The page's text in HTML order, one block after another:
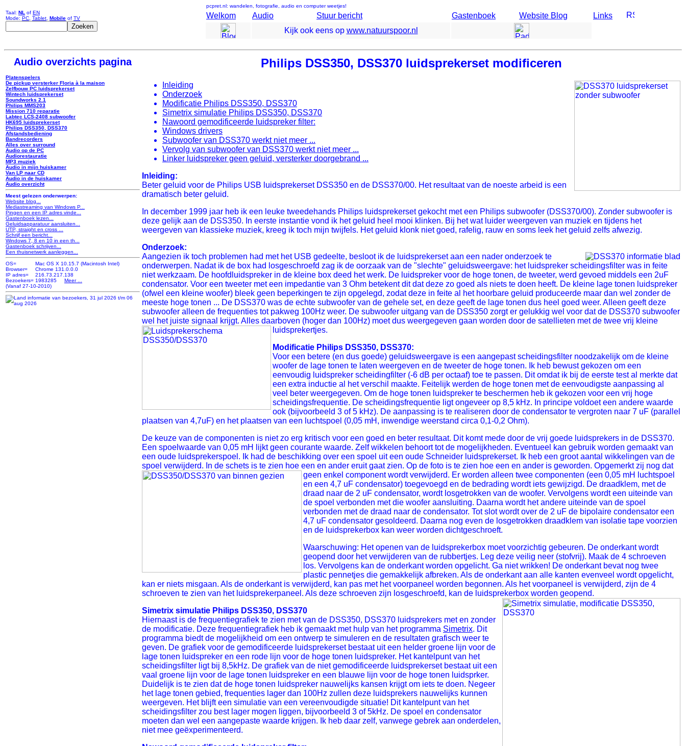
Taal: NL of EN
Mode: PC Tablet Mobile of TV
pcpret.nl: wandelen, fotografie, audio en computer weetjes!
Welkom Audio Stuur bericht Gastenboek Website Blog
Links
Kijk ook eens op www.natuurspoor.nl
Audio overzichts pagina
Platenspelers
De pickup versterker Floria à la maison
Zelfbouw PC luidsprekerset
Wintech luidsprekerset
Soundworks 2.1
Philips MMS203
Mission 710 reparatie
Labtec LCS-2408 subwoofer
HK695 luidsprekerset
Philips DSS350, DSS370
Afstandsbediening
Bandrecorders
Alles over surround
Audio op de PC
Audiorestauratie
MP3 muziek
Audio in mijn huiskamer
Van LP naar CD
Audio in de huiskamer
Audio overzicht
Meest gelezen onderwerpen:
Website blog...
Mediastreaming van Windows P...
Pingen en een IP adres vinde...
Gastenboek lezen...
Geluidsapparatuur aansluiten...
UTP, straight en cross ...
Schrijf een bericht...
Windows 7, 8 en 10 in een th...
Gastenboek schrijven...
Een thuisnetwerk aanleggen...
OS=
Mac OS X 10.15.7 (Macintosh Intel)
Browser=
Chrome 131.0.0.0
IP adres=
216.73.217.138
Bezoekers= 1983285 Meer ...
(Vanaf 27-10-2010)
Philips DSS350, DSS370 luidsprekerset modificeren
Inleiding
Onderzoek
Modificatie Philips DSS350, DSS370
Simetrix simulatie Philips DSS350, DSS370
Nawoord gemodificeerde luidspreker filter:
Windows drivers
Subwoofer van DSS370 werkt niet meer ...
Vervolg van subwoofer van DSS370 werkt niet meer ...
Linker luidspreker geen geluid, versterker doorgebrand ...
Inleiding:
Beter geluid voor de Philips USB luidsprekerset DSS350 en de DSS370/00. Het resultaat van de noeste arbeid is een
dramatisch beter geluid.
In december 1999 jaar heb ik een leuke tweedehands Philips luidsprekerset gekocht met een Philips subwoofer (DSS370/00). Zonder subwoofer is
deze gelijk aan de DSS350. In eerste instantie vond ik het geluid heel mooi klinken. Bij het wat luider weergeven van muziek en tijdens het
weergeven van klassieke muziek, kreeg ik toch mijn twijfels. Het geluid klonk niet goed, rafelig, rauw en soms leek het geluid zelfs afwezig.
Onderzoek:
Aangezien ik toch problemen had met het USB gedeelte, besloot ik de luidsprekerset aan een nader onderzoek te
onderwerpen. Nadat ik de box had losgeschroefd zag ik de oorzaak van de "slechte" geluidsweergave: het luidspreker scheidingsfilter was in feite
niet werkzaam. De hoofdluidspreker in de kleine box deed het werk. De luidspreker voor de hoge tonen, de tweeter, werd gevoed middels een 2uF
condensator. Voor een tweeter met een impedantie van 3 Ohm betekent dit dat deze zo goed als niets te doen heeft. De kleine lage tonen luidspreker
(ofwel een kleine woofer) bleek geen beperkingen te zijn opgelegd, zodat deze in feite al het hoorbare geluid produceerde maar dan wel zonder de
meeste hoge tonen ... De DSS370 was de echte subwoofer van de gehele set, en deze geeft de lage tonen dus heel goed weer. Alleen geeft deze
subwoofer alleen de frequenties tot pakweg 100Hz weer. De subwoofer uitgang van de DSS350 zorgt er gelukkig wel voor dat de DSS370 subwoofer
wel het juiste signaal krijgt. Alles daarboven (hoger dan 100Hz) moet dus weergegeven gaan worden door de satellieten met de twee vrij kleine
luidsprekertjes.
Modificatie Philips DSS350, DSS370:
Voor een betere (en dus goede) geluidsweergave is een aangepast scheidingsfilter noodzakelijk om de kleine
woofer de lage tonen te laten weergeven en de tweeter de hoge tonen. Ik heb bewust gekozen om een
eenvoudig luidspreker scheidingfilter (-6 dB per octaaf) toe te passen. Dit omdat ik bij de eerste test al merkte dat
een extra inductie al het verschil maakte. Feitelijk werden de hoge tonen met de eenvoudigste aanpassing al
veel beter weergegeven. Om de hoge tonen luidspreker te beschermen heb ik gekozen voor een vrij hoge
scheidingsfrequentie. De scheidingsfrequentie ligt ongeveer op 8,5 kHz. In principe voldoet een andere waarde
ook (bijvoorbeeld 3 of 5 kHz). De aanpassing is te realiseren door de condensator te vergroten naar 7 uF (parallel
plaatsen van 4,7uF) en het plaatsen van een luchtspoel (0,05 mH, inwendige weerstand circa 0,1-0,2 Ohm).
De keuze van de componenten is niet zo erg kritisch voor een goed en beter resultaat. Dit komt mede door de vrij goede luidsprekers in de DSS370.
Een spoelwaarde van 0,05 mH lijkt geen courante waarde. Zelf wikkelen behoort tot de mogelijkheden. Eventueel kan gebruik worden gemaakt van
een oude luidsprekerspoel. Ik had de beschikking over een spoel uit een oude Schneider luidsprekerset. Ik heb een groot aantal wikkelingen van de
spoel verwijderd. In de schets is te zien hoe een en ander eruit gaat zien. Op de foto is te zien hoe een en ander is geworden. Opgemerkt zij nog dat
geen enkel component wordt verwijderd. Er worden alleen twee componenten (een 0,05 mH luchtspoel
en een 4,7 uF condensator) toegevoegd en de bedrading wordt iets gewijzigd. De draadklem, met de
draad naar de 2 uF condensator, wordt losgetrokken van de woofer. Vervolgens wordt een uiteinde van
de spoel verbonden met die woofer aansluiting. Daarna wordt het andere uiteinde van de spoel
verbonden met de draad naar de condensator. Tot slot wordt over de 2 uF de bipolaire condensator een
4,7 uF condensator gesoldeerd. Daarna nog even de losgetrokken draadklem van isolatie tape voorzien
en de luidsprekerbox kan weer worden dichtgeschroeft.
Waarschuwing: Het openen van de luidsprekerbox moet voorzichtig gebeuren. De onderkant wordt
geopend door het verwijderen van de rubbertjes. Leg deze veilig neer (stofvrij). Maak de 4 schroeven
los. Vervolgens kan de onderkant worden opgelicht. Ga niet wrikken! De onderkant bevat nog twee
plastic pennetjes die gemakkelijk afbreken. Als de onderkant aan alle kanten evenveel wordt opgelicht,
kan er niets misgaan. Als de onderkant is verwijderd, kan pas met het voorpaneel worden begonnen. Als het voorpaneel is verwijderd, zijn de 4
schroeven te zien van het luidsprekerpaneel. Als deze schroeven zijn losgeschroefd, kan de luidsprekerbox worden geopend.
Simetrix simulatie Philips DSS350, DSS370
Hiernaast is de frequentiegrafiek te zien met van de DSS350, DSS370 luidsprekers met en zonder
de modificatie. Deze frequentiegrafiek heb ik gemaakt met hulp van het programma Simetrix. Dit
programma biedt de mogelijkheid om een ontwerp te simuleren en de resultaten grafisch weer te
geven. De grafiek voor de gemodificeerde luidsprekerset bestaat uit een helder groene lijn voor de
lage tonen luidspreker en een rode lijn voor de hoge tonen luidspreker. Het kantelpunt van het
scheidingsfilter ligt bij 8,5kHz. De grafiek van de niet gemodificeerde luidsprekerset bestaat uit een
vaal groene lijn voor de lage tonen luidspreker en een blauwe lijn voor de hoge tonen luidsprker.
Duidelijk is te zien dat de hoge tonen luidspreker nauwelijks kansen krijgt om iets te doen. Negeer
het lage tonen gebied, frequenties lager dan 100Hz zullen deze luidsprekers nauwelijks kunnen
weergeven. Het blijft een simulatie van een vereenvoudigde situatie! Dit kantelpunt van het
scheidingsfilter zou best lager mogen liggen, bijvoorbeeld 3 of 5kHz. De spoel en condensator
moeten dan wel een aangepaste waarde krijgen. Ik heb daar zelf, vanwege gebrek aan onderdelen,
niet mee geëxperimenteerd.